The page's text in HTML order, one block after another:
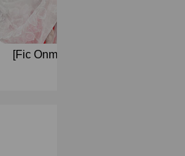
[Fic Onmyoji]